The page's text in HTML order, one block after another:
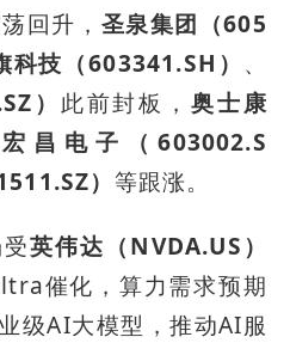
回升， 圣泉集团（605
科技（603341.SH） 、
） 此前封板， 奥士康
宏昌电子（603002.S
） 等跟涨。
英伟达（NVDA.US）
催化，算力需求预期
级AI大模型，推动AI服